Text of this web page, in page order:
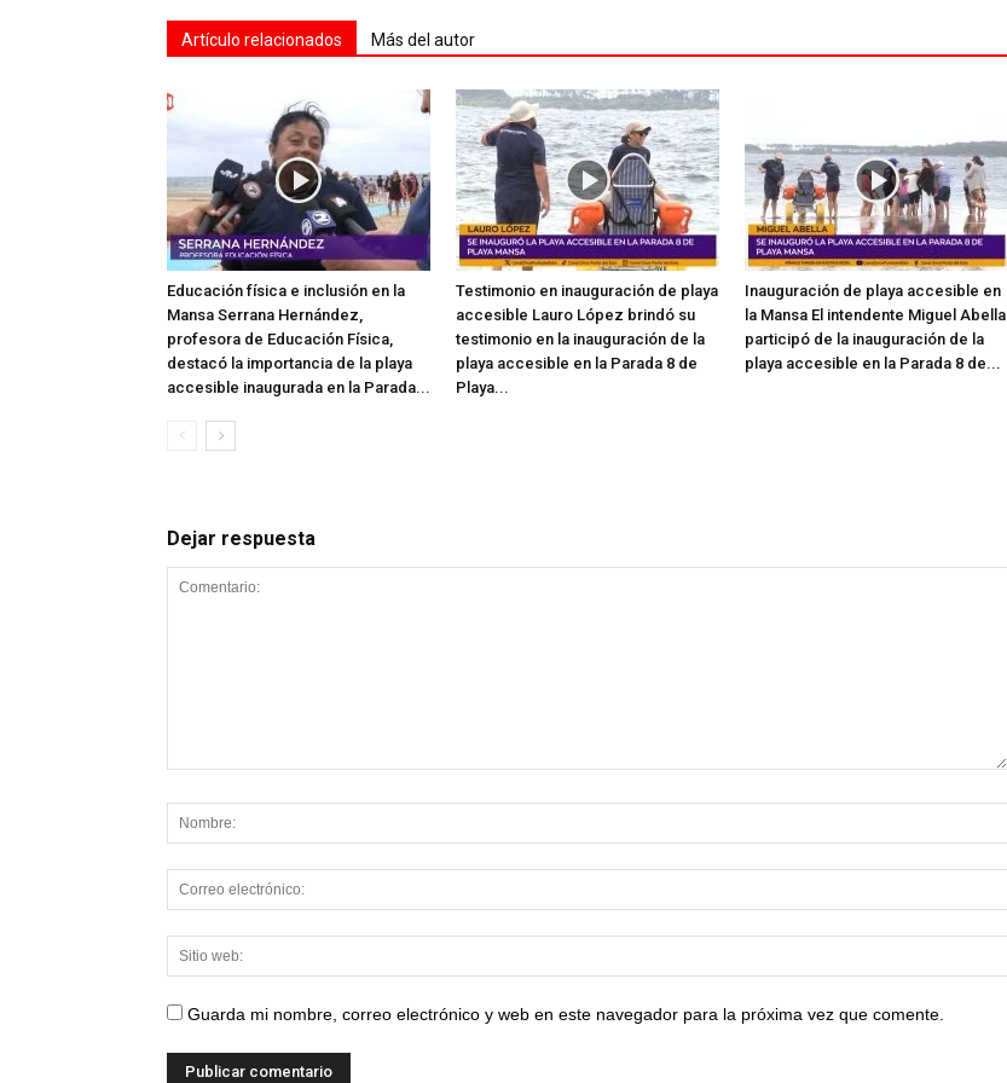
Artículo relacionados Más del autor
Educación física e inclusión en la
Mansa Serrana Hernández,
profesora de Educación Física,
destacó la importancia de la playa
accesible inaugurada en la Parada...
Testimonio en inauguración de playa
accesible Lauro López brindó su
testimonio en la inauguración de la
playa accesible en la Parada 8 de
Playa...
Inauguración de playa accesible en
la Mansa El intendente Miguel Abella
participó de la inauguración de la
playa accesible en la Parada 8 de...
Dejar respuesta
Guarda mi nombre, correo electrónico y web en este navegador para la próxima vez que comente.